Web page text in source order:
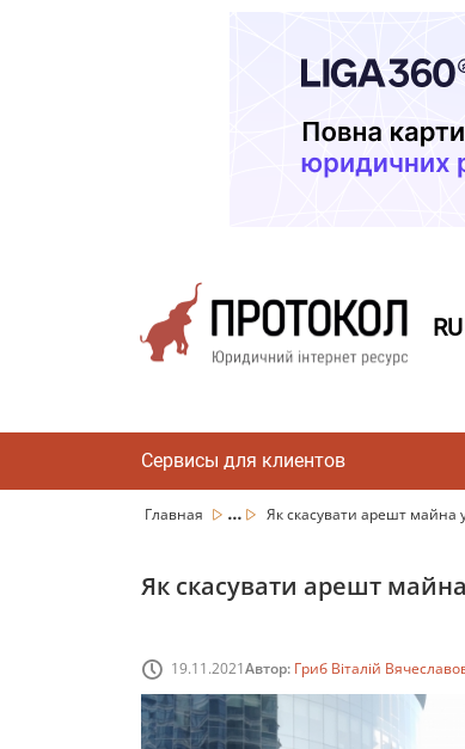
RU
Сервисы для клиентов
Главная ... Як скасувати арешт майна
Як скасувати арешт
19.11.2021Автор: Гриб Віталій